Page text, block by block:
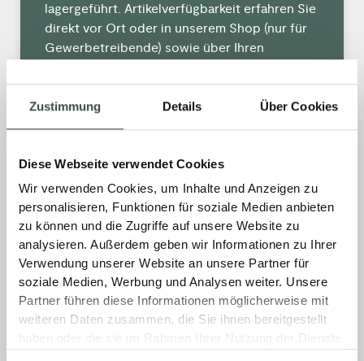
Zustimmung Details Über Cookies
Diese Webseite verwendet Cookies
Wir verwenden Cookies, um Inhalte und Anzeigen zu
personalisieren, Funktionen für soziale Medien anbieten
zu können und die Zugriffe auf unsere Website zu
analysieren. Außerdem geben wir Informationen zu Ihrer
Verwendung unserer Website an unsere Partner für
soziale Medien, Werbung und Analysen weiter. Unsere
Partner führen diese Informationen möglicherweise mit
weiteren Daten zusammen, die Sie ihnen bereitgestellt
haben oder die sie im Rahmen Ihrer Nutzung der Dienste
lagergeführt. Artikelverfügbarkeit erfahren Sie
direkt vor Ort oder in unserem Shop (nur für
Gewerbetreibende) sowie über Ihren
MEHR »
Was ist, wenn ein Artikel nicht
verfügbar ist?
Wir prüfen Alternativen, organisieren
Verfügbarkeit oder bestellen den Artikel
kurzfristig für Sie, sofern dieser Bestandteil
unseres Kernsortiments ist.